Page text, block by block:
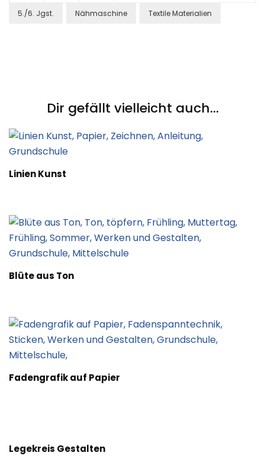
5./6. Jgst. Nähmaschine Textile Materialien
Dir gefällt vielleicht auch...
Linien Kunst
Blüte aus Ton
Fadengrafik auf Papier
Legekreis Gestalten